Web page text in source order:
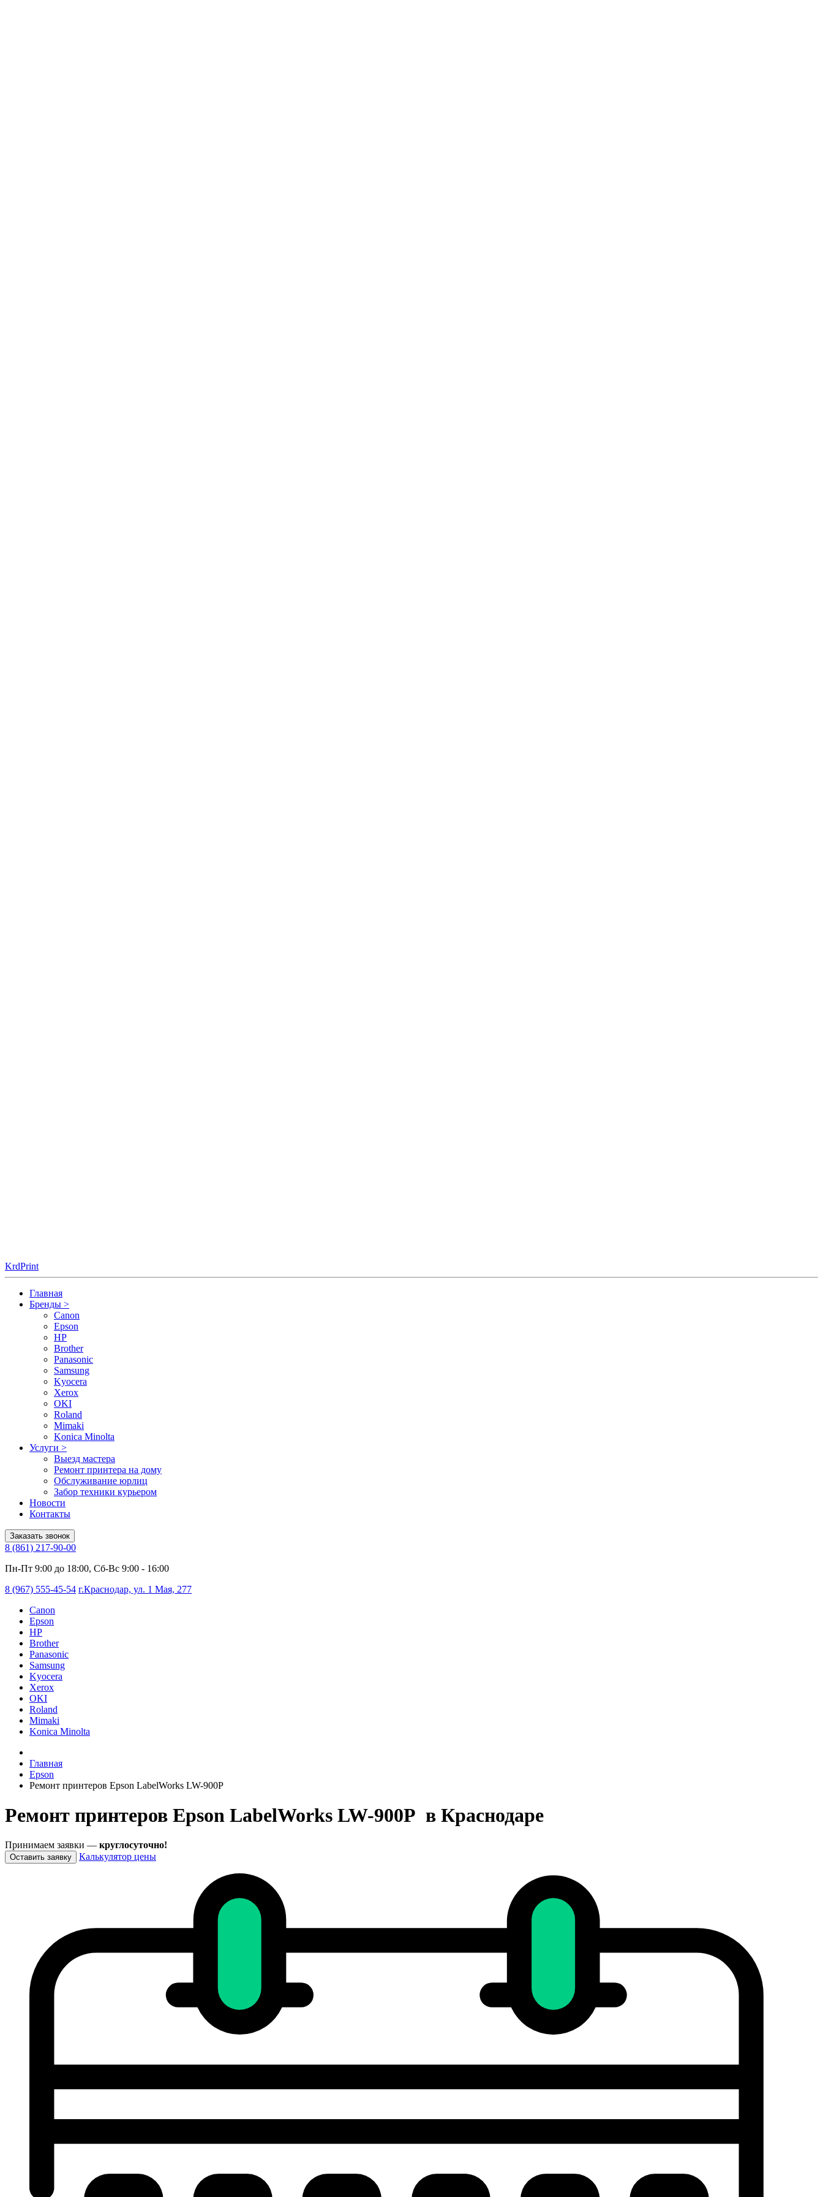
KrdPrint
Главная
Бренды >
Canon
Epson
HP
Brother
Panasonic
Samsung
Kyocera
Xerox
OKI
Roland
Mimaki
Konica Minolta
Услуги >
Выезд мастера
Ремонт принтера на дому
Обслуживание юрлиц
Забор техники курьером
Новости
Контакты
Заказать звонок
8 (861) 217-90-00
Пн-Пт 9:00 до 18:00, Сб-Вс 9:00 - 16:00
8 (967) 555-45-54 г.Краснодар, ул. 1 Мая, 277
Canon
Epson
HP
Brother
Panasonic
Samsung
Kyocera
Xerox
OKI
Roland
Mimaki
Konica Minolta
Главная
Epson
Ремонт принтеров Epson LabelWorks LW-900P
Ремонт принтеров Epson LabelWorks LW-900P в Краснодаре
Принимаем заявки — круглосуточно!
Оставить заявку Калькулятор цены